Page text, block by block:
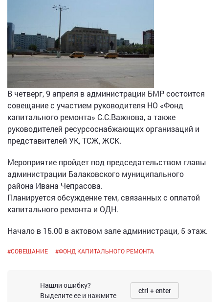
В четверг, 9 апреля в администрации БМР состоится
совещание с участием руководителя НО «Фонд
капитального ремонта» С.С.Важнова, а также
руководителей ресурсоснабжающих организаций и
представителей УК, ТСЖ, ЖСК.
Мероприятие пройдет под председательством главы
администрации Балаковского муниципального
района Ивана Чепрасова.
Планируется обсуждение тем, связанных с оплатой
капитального ремонта и ОДН.
Начало в 15.00 в актовом зале администраци, 5 этаж.
#СОВЕЩАНИЕ #ФОНД КАПИТАЛЬНОГО РЕМОНТА
Нашли ошибку?
Выделите ее и нажмите
ctrl + enter